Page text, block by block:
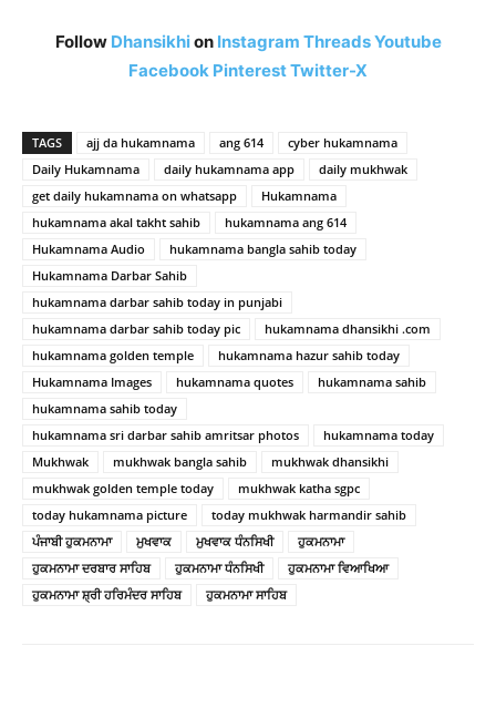
Follow Dhansikhion Instagram ThreadsYoutube
Facebook PinterestTwitter-X
TAGS ajj da hukamnama ang 614
cyber hukamnama
Daily Hukamnama
daily hukamnama app
daily mukhwak
get daily hukamnama on whatsapp
Hukamnama
hukamnama akal takht sahib
hukamnama ang 614
Hukamnama Audio
hukamnama bangla sahib today
Hukamnama Darbar Sahib
hukamnama darbar sahib today in punjabi
hukamnama darbar sahib today pic
hukamnama dhansikhi .com
hukamnama golden temple
hukamnama hazur sahib today
Hukamnama Images
hukamnama quotes
hukamnama sahib
hukamnama sahib today
hukamnama sri darbar sahib amritsar photos
hukamnama today
Mukhwak
mukhwak bangla sahib
mukhwak dhansikhi
mukhwak golden temple today
mukhwak katha sgpc
today hukamnama picture
today mukhwak harmandir sahib
ਪੰਜਾਬੀ ਹੁਕਮਨਾਮਾ
ਮੁਖਵਾਕ ਮੁਖਵਾਕ ਧੰਨਸਿਖੀ
ਹੁਕਮਨਾਮਾ
ਹੁਕਮਨਾਮਾ ਦਰਬਾਰ ਸਾਹਿਬ
ਹੁਕਮਨਾਮਾ ਧੰਨਸਿਖੀ
ਹੁਕਮਨਾਮਾ ਵਿਆਖਿਆ
ਹੁਕਮਨਾਮਾ ਸ਼੍ਰੀ ਹਰਿਮੰਦਰ ਸਾਹਿਬ
ਹੁਕਮਨਾਮਾ ਸਾਹਿਬ